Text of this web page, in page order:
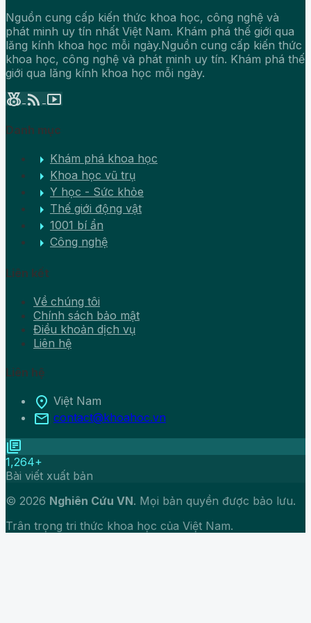
Nguồn cung cấp kiến thức khoa học, công nghệ và
phát minh uy tín nhất Việt Nam. Khám phá thế giới qua
lăng kính khoa học mỗi ngày.Nguồn cung cấp kiến thức
khoa học, công nghệ và phát minh uy tín. Khám phá thế
giới qua lăng kính khoa học mỗi ngày.
social_leaderboard rss_feed smart_display
Danh mục
arrow_right Khám phá khoa học
arrow_right Khoa học vũ trụ
arrow_right Y học - Sức khỏe
arrow_right Thế giới động vật
arrow_right 1001 bí ẩn
arrow_right Công nghệ
Liên kết
Về chúng tôi
Chính sách bảo mật
Điều khoản dịch vụ
Liên hệ
Liên hệ
location_on Việt Nam
mail contact@khoahoc.vn
library_books
1,264+
Bài viết xuất bản
© 2026 Nghiên Cứu VN. Mọi bản quyền được bảo lưu.
Trân trọng tri thức khoa học của Việt Nam.